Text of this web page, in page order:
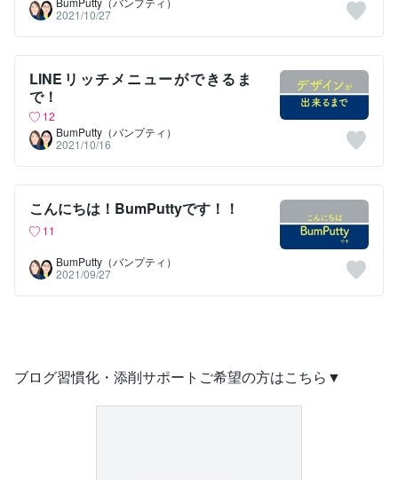
2021/10/27
LINEリッチメニューができるま
で！
12
BumPutty（バンプティ）
2021/10/16
こんにちは！BumPuttyです！！
11
BumPutty（バンプティ）
2021/09/27
ブログ習慣化・添削サポートご希望の方はこちら▼